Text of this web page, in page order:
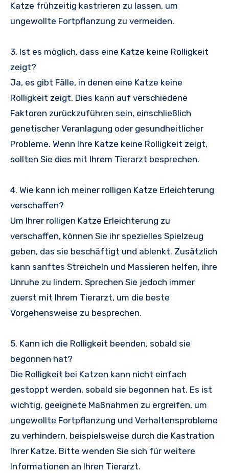
Katze frühzeitig kastrieren zu lassen, um
ungewollte Fortpflanzung zu vermeiden.
3. Ist es möglich, dass eine Katze keine Rolligkeit
zeigt?
Ja, es gibt Fälle, in denen eine Katze keine
Rolligkeit zeigt. Dies kann auf verschiedene
Faktoren zurückzuführen sein, einschließlich
genetischer Veranlagung oder gesundheitlicher
Probleme. Wenn Ihre Katze keine Rolligkeit zeigt,
sollten Sie dies mit Ihrem Tierarzt besprechen.
4. Wie kann ich meiner rolligen Katze Erleichterung
verschaffen?
Um Ihrer rolligen Katze Erleichterung zu
verschaffen, können Sie ihr spezielles Spielzeug
geben, das sie beschäftigt und ablenkt. Zusätzlich
kann sanftes Streicheln und Massieren helfen, ihre
Unruhe zu lindern. Sprechen Sie jedoch immer
zuerst mit Ihrem Tierarzt, um die beste
Vorgehensweise zu besprechen.
5. Kann ich die Rolligkeit beenden, sobald sie
begonnen hat?
Die Rolligkeit bei Katzen kann nicht einfach
gestoppt werden, sobald sie begonnen hat. Es ist
wichtig, geeignete Maßnahmen zu ergreifen, um
ungewollte Fortpflanzung und Verhaltensprobleme
zu verhindern, beispielsweise durch die Kastration
Ihrer Katze. Bitte wenden Sie sich für weitere
Informationen an Ihren Tierarzt.